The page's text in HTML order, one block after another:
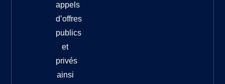
appels
d’offres
publics
et
privés
ainsi